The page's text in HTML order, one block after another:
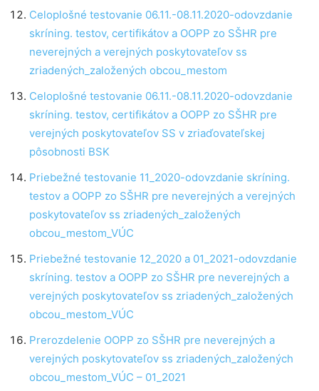
Celoplošné testovanie 06.11.-08.11.2020-odovzdanie
skríning. testov, certifikátov a OOPP zo SŠHR pre
neverejných a verejných poskytovateľov ss
zriadených_založených obcou_mestom
Celoplošné testovanie 06.11.-08.11.2020-odovzdanie
skríning. testov, certifikátov a OOPP zo SŠHR pre
verejných poskytovateľov SS v zriaďovateľskej
pôsobnosti BSK
Priebežné testovanie 11_2020-odovzdanie skríning.
testov a OOPP zo SŠHR pre neverejných a verejných
poskytovateľov ss zriadených_založených
obcou_mestom_VÚC
Priebežné testovanie 12_2020 a 01_2021-odovzdanie
skríning. testov a OOPP zo SŠHR pre neverejných a
verejných poskytovateľov ss zriadených_založených
obcou_mestom_VÚC
Prerozdelenie OOPP zo SŠHR pre neverejných a
verejných poskytovateľov ss zriadených_založených
obcou_mestom_VÚC – 01_2021